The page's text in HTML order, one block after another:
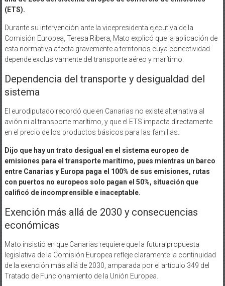
(ETS).
Durante su intervención ante la vicepresidenta ejecutiva de la
Comisión Europea, Teresa Ribera, Mato explicó que la aplicación de
esta normativa afecta gravemente a territorios cuya conectividad
depende exclusivamente del transporte aéreo y marítimo.
Dependencia del transporte y desigualdad del
sistema
El eurodiputado recordó que en Canarias no existe alternativa al
avión ni al transporte marítimo, y que el ETS impacta directamente
en el precio de los productos básicos para las familias.
Dijo que hay un trato desigual en el sistema europeo de
emisiones para el transporte marítimo, pues mientras un barco
entre Canarias y Europa paga el 100% de sus emisiones, rutas
con puertos no europeos solo pagan el 50%, situación que
calificó de incomprensible e inaceptable.
Exención más allá de 2030 y consecuencias
económicas
Mato insistió en que Canarias requiere que la futura propuesta
legislativa de la Comisión Europea refleje claramente la continuidad
de la exención más allá de 2030, amparada por el artículo 349 del
Tratado de Funcionamiento de la Unión Europea.